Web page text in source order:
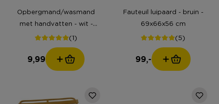
Opbergmand/wasmand
met handvatten - wit -
53x46x33 cm
(1)
9,99
Fauteuil luipaard - bruin -
69x66x56 cm
(5)
99,-